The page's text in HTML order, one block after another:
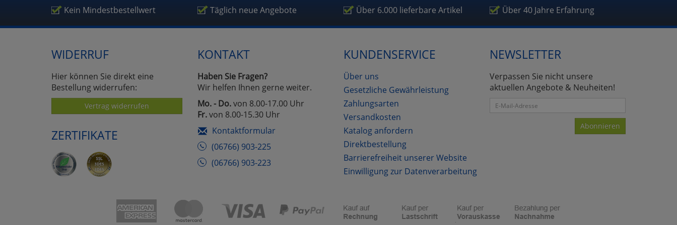
Kein Mindestbestellwert Täglich neue Angebote Über 6.000 lieferbare Artikel Über 40 Jahre Erfahrung
WIDERRUF
Hier können Sie direkt eine
Bestellung widerrufen:
Vertrag widerrufen
ZERTIFIKATE
KONTAKT
Haben Sie Fragen?
Wir helfen Ihnen gerne weiter.
Mo. - Do.von 8.00-17.00 Uhr
Fr.von 8.00-15.30 Uhr
Kontaktformular
(06766) 903-225
(06766) 903-223
KUNDENSERVICE
Über uns
Gesetzliche Gewährleistung
Zahlungsarten
Versandkosten
Katalog anfordern
Direktbestellung
Barrierefreiheit unserer Website
Einwilligung zur Datenverarbeitung
NEWSLETTER
Verpassen Sie nicht unsere
aktuellen Angebote & Neuheiten!
Abonnieren
Umfragetools
zu Haupptseite Zustimmung Datenverarbeitung (Seitenende)